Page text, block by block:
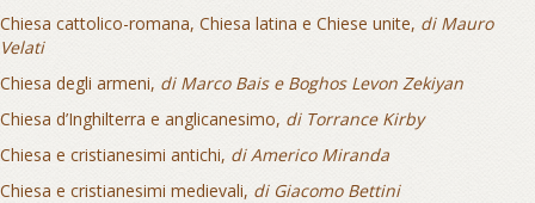
Chiesa cattolico-romana, Chiesa latina e Chiese unite, di Mauro
Velati
Chiesa degli armeni, di Marco Bais e Boghos Levon Zekiyan
Chiesa d’Inghilterra e anglicanesimo, di Torrance Kirby
Chiesa e cristianesimi antichi, di Americo Miranda
Chiesa e cristianesimi medievali, di Giacomo Bettini